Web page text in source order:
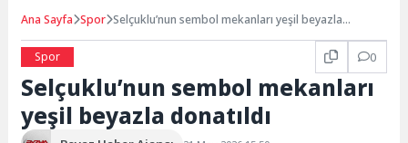
Ana Sayfa Spor Selçuklu’nun sembol mekanları yeşil beyazla
Spor
0
Selçuklu’nun sembol mekanları
yeşil beyazla donatıldı